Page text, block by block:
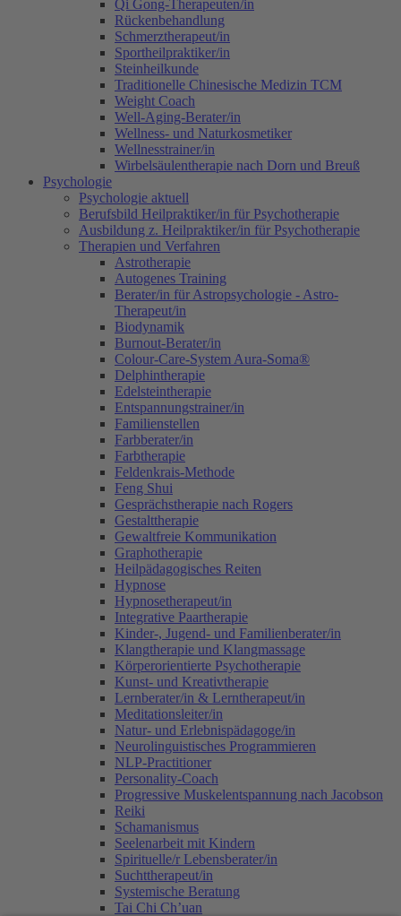
Qi Gong-Therapeuten/in
Rückenbehandlung
Schmerztherapeut/in
Sportheilpraktiker/in
Steinheilkunde
Traditionelle Chinesische Medizin TCM
Weight Coach
Well-Aging-Berater/in
Wellness- und Naturkosmetiker
Wellnesstrainer/in
Wirbelsäulentherapie nach Dorn und Breuß
Psychologie
Psychologie aktuell
Berufsbild Heilpraktiker/in für Psychotherapie
Ausbildung z. Heilpraktiker/in für Psychotherapie
Therapien und Verfahren
Astrotherapie
Autogenes Training
Berater/in für Astropsychologie - Astro-
Therapeut/in
Biodynamik
Burnout-Berater/in
Colour-Care-System Aura-Soma®
Delphintherapie
Edelsteintherapie
Entspannungstrainer/in
Familienstellen
Farbberater/in
Farbtherapie
Feldenkrais-Methode
Feng Shui
Gesprächstherapie nach Rogers
Gestalttherapie
Gewaltfreie Kommunikation
Graphotherapie
Heilpädagogisches Reiten
Hypnose
Hypnosetherapeut/in
Integrative Paartherapie
Kinder-, Jugend- und Familienberater/in
Klangtherapie und Klangmassage
Körperorientierte Psychotherapie
Kunst- und Kreativtherapie
Lernberater/in & Lerntherapeut/in
Meditationsleiter/in
Natur- und Erlebnispädagoge/in
Neurolinguistisches Programmieren
NLP-Practitioner
Personality-Coach
Progressive Muskelentspannung nach Jacobson
Reiki
Schamanismus
Seelenarbeit mit Kindern
Spirituelle/r Lebensberater/in
Suchttherapeut/in
Systemische Beratung
Tai Chi Ch’uan